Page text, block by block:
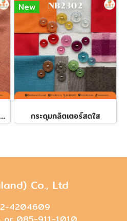
กระดุมเสื้อสูท/โค้ท ติดกางเกง 20มิล (100 เม็ด)
New
กระดุมกลิตเตอร์สดใส
Co., Ltd
4204609